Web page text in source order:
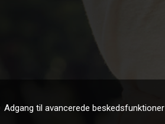
Adgang til avancerede beskedsfunktioner